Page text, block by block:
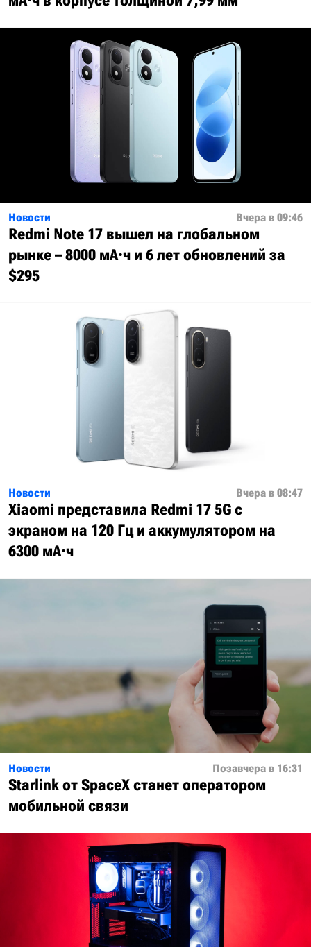
Новости Вчера в 09:46
Redmi Note 17 вышел на глобальном
рынке – 8000 мА·ч и 6 лет обновлений за
$295
Новости Вчера в 08:47
Xiaomi представила Redmi 17 5G с
экраном на 120 Гц и аккумулятором на
6300 мА·ч
Новости Позавчера в 16:31
Starlink от SpaceX станет оператором
мобильной связи